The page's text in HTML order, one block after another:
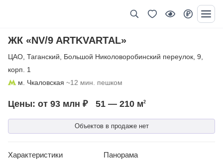
ЖК «NV/9 ARTKVARTAL»
ЦАО Таганский Большой Николоворобинский переулок 9
корп. 1
м. Чкаловская ~12 мин. пешком
Объектов в продаже нет
Цены: от 93 млн ₽ 51 — 210 м2
Характеристики
Панорама